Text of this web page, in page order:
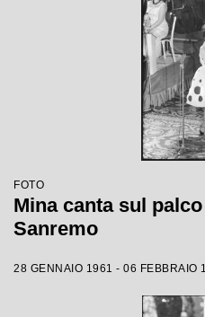
FOTO
Mina canta sul
Sanremo
28 GENNAIO 1961 - 06 FEBBRAIO